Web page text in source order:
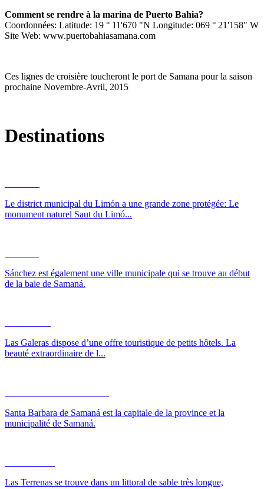
Comment se rendre à la marina de Puerto Bahia?
Coordonnées: Latitude: 19 ° 11'670 "N Longitude: 069 ° 21'158" W
Site Web: www.puertobahiasamana.com
Ces lignes de croisière toucheront le port de Samana pour la saison
prochaine Novembre-Avril, 2015
Destinations
Le district municipal du Limón a une grande zone protégée: Le
monument naturel Saut du Limó...
Sánchez est également une ville municipale qui se trouve au début
de la baie de Samaná.
Las Galeras dispose d’une offre touristique de petits hôtels. La
beauté extraordinaire de l...
Santa Barbara de Samaná est la capitale de la province et la
municipalité de Samaná.
Las Terrenas se trouve dans un littoral de sable très longue,